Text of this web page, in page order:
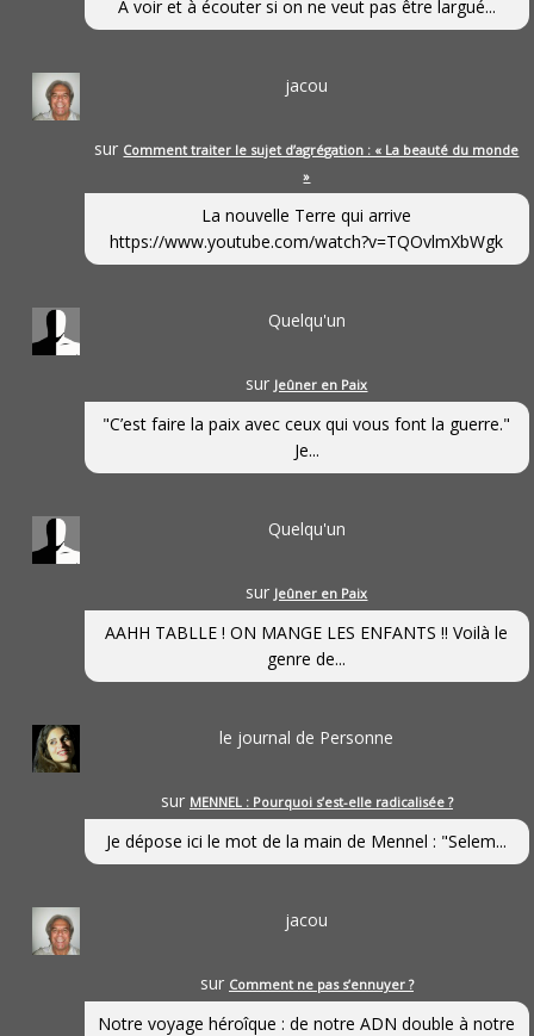
A voir et à écouter si on ne veut pas être largué...
jacou
sur Comment traiter le sujet d’agrégation : « La beauté du monde
»
La nouvelle Terre qui arrive
https://www.youtube.com/watch?v=TQOvlmXbWgk
Quelqu'un
sur Jeûner en Paix
"C’est faire la paix avec ceux qui vous font la guerre."
Je...
Quelqu'un
sur Jeûner en Paix
AAHH TABLLE ! ON MANGE LES ENFANTS !! Voilà le
genre de...
le journal de Personne
sur MENNEL : Pourquoi s’est-elle radicalisée ?
Je dépose ici le mot de la main de Mennel : "Selem...
jacou
sur Comment ne pas s’ennuyer ?
Notre voyage héroîque : de notre ADN double à notre